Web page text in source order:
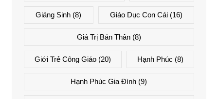
Giáng Sinh (8) Giáo Dục Con Cái(16)
Giá Trị Bản Thân(8)
Giới Trẻ Công Giáo(20) Hạnh Phúc (8)
Hạnh Phúc Gia Đình (9)